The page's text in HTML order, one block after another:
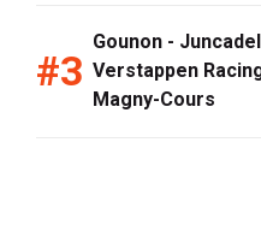
Gounon -
Verstappen
Magny-Cours